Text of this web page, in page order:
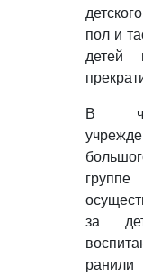
пол и
детей
В
за